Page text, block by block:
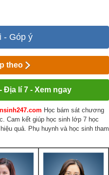
- Góp ý
theo
Địa lí 7 - Xem ngay
Học bám sát chương
Cam kết giúp học sinh lớp 7 học
quả. Phụ huynh và học sinh tham